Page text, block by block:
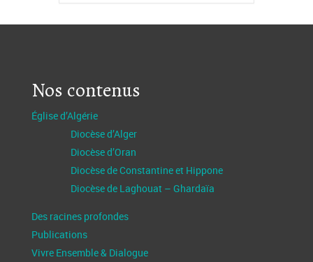
Nos contenus
Église d’Algérie
Diocèse d’Alger
Diocèse d’Oran
Diocèse de Constantine et Hippone
Diocèse de Laghouat – Ghardaïa
Des racines profondes
Publications
Vivre Ensemble & Dialogue